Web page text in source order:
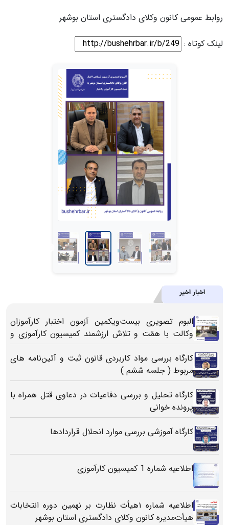
روابط عمومی کانون وکلای دادگستری استان بوشهر
لینک کوتاه :
اخبار اخیر
البوم تصویری بیست‌ویکمین آزمون اختبار کارآموزان
وکالت با همّت و تلاش ارزشمند کمیسیون کارآموزی و
اختبار کانون وکلای دادگستری استان بوشهر
کارگاه بررسی مواد کاربردی قانون ثبت و آئین‌نامه های
مربوط ( جلسه ششم )
کارگاه تحلیل و بررسی دفاعیات در دعاوی قتل همراه با
پرونده خوانی
کارگاه آموزشی بررسی موارد انحلال قراردادها
اطلاعیه شماره 1 کمیسیون کارآموزی
اطلاعیه شماره ۱هیأت نظارت بر نهمین دوره انتخابات
هیأت‌مدیره کانون وکلای دادگستری استان بوشهر